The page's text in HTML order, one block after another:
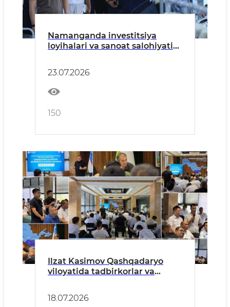
Namanganda investitsiya
loyihalari va sanoat salohiyatini
23.07.2026
150
Ilzat Kasimov Qashqadaryo
viloyatida tadbirkorlar va
18.07.2026